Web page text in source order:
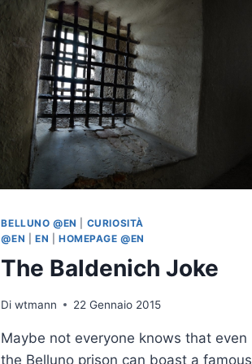
BELLUNO @EN
CURIOSITÀ
@EN
EN HOMEPAGE @EN
The Baldenich Joke
Di wtmann 22 Gennaio 2015
Maybe not everyone knows that even
the Belluno prison can boast a famous